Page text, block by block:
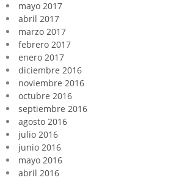
mayo 2017
abril 2017
marzo 2017
febrero 2017
enero 2017
diciembre 2016
noviembre 2016
octubre 2016
septiembre 2016
agosto 2016
julio 2016
junio 2016
mayo 2016
abril 2016